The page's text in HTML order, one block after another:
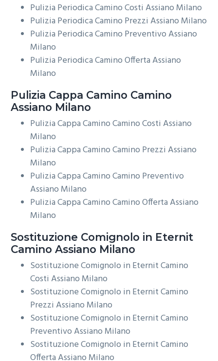
Pulizia Periodica Camino Costi Assiano Milano
Pulizia Periodica Camino Prezzi Assiano Milano
Pulizia Periodica Camino Preventivo Assiano
Milano
Pulizia Periodica Camino Offerta Assiano
Milano
Pulizia Cappa Camino Camino
Assiano Milano
Pulizia Cappa Camino Camino Costi Assiano
Milano
Pulizia Cappa Camino Camino Prezzi Assiano
Milano
Pulizia Cappa Camino Camino Preventivo
Assiano Milano
Pulizia Cappa Camino Camino Offerta Assiano
Milano
Sostituzione Comignolo in Eternit
Camino Assiano Milano
Sostituzione Comignolo in Eternit Camino
Costi Assiano Milano
Sostituzione Comignolo in Eternit Camino
Prezzi Assiano Milano
Sostituzione Comignolo in Eternit Camino
Preventivo Assiano Milano
Sostituzione Comignolo in Eternit Camino
Offerta Assiano Milano